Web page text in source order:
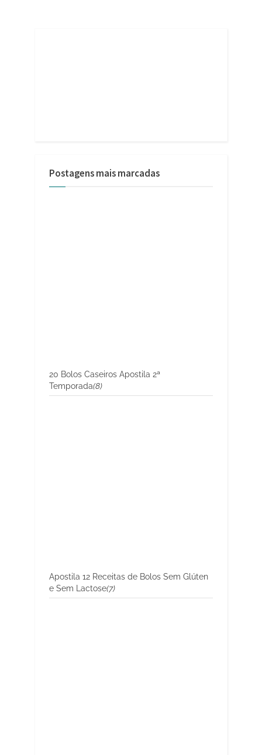
Postagens mais marcadas
20 Bolos Caseiros Apostila 2ª
Temporada(8)
Apostila 12 Receitas de Bolos Sem Glúten
e Sem Lactose(7)